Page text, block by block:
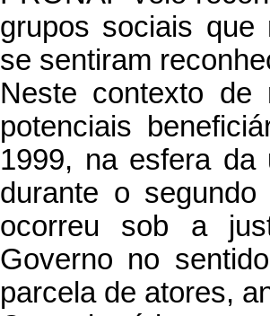
grupos sociais
se sentiram
Neste contexto de
potenciais
1999, na esfera da
durante o
ocorreu sob a
Governo no
parcela de atores,